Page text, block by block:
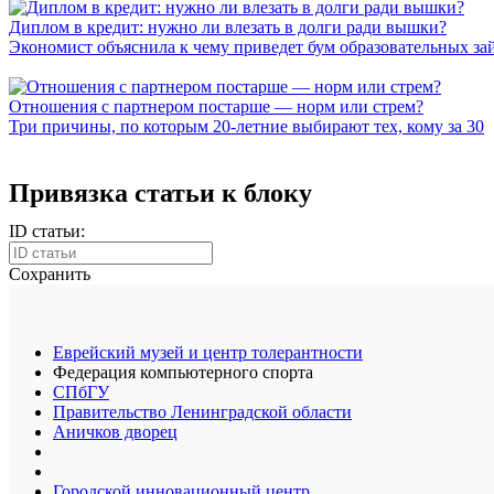
Диплом в кредит: нужно ли влезать в долги ради вышки?
Экономист объяснила к чему приведет бум образовательных
Отношения с партнером постарше — норм или стрем?
Три причины, по которым 20-летние выбирают тех, кому за 30
Привязка статьи к блоку
ID статьи:
Сохранить
Еврейский музей и центр толерантности
Федерация компьютерного спорта
СПбГУ
Правительство Ленинградской области
Аничков дворец